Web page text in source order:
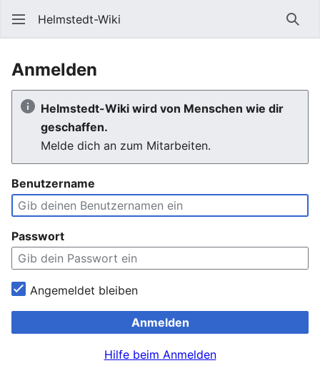
Helmstedt-Wiki
Anmelden
Helmstedt-Wiki wird von Menschen wie dir
geschaffen.
Melde dich an zum Mitarbeiten.
Benutzername
Passwort
Angemeldet bleiben
Anmelden
Hilfe beim Anmelden